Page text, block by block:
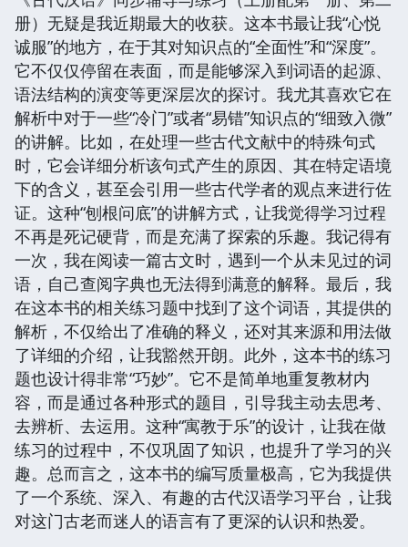
册）无疑是我近期最大的收获。这本书最让我“心悦
诚服”的地方，在于其对知识点的“全面性”和“深度”。
它不仅仅停留在表面，而是能够深入到词语的起源、
语法结构的演变等更深层次的探讨。我尤其喜欢它在
解析中对于一些“冷门”或者“易错”知识点的“细致入微”
的讲解。比如，在处理一些古代文献中的特殊句式
时，它会详细分析该句式产生的原因、其在特定语境
下的含义，甚至会引用一些古代学者的观点来进行佐
证。这种“刨根问底”的讲解方式，让我觉得学习过程
不再是死记硬背，而是充满了探索的乐趣。我记得有
一次，我在阅读一篇古文时，遇到一个从未见过的词
语，自己查阅字典也无法得到满意的解释。最后，我
在这本书的相关练习题中找到了这个词语，其提供的
解析，不仅给出了准确的释义，还对其来源和用法做
了详细的介绍，让我豁然开朗。此外，这本书的练习
题也设计得非常“巧妙”。它不是简单地重复教材内
容，而是通过各种形式的题目，引导我主动去思考、
去辨析、去运用。这种“寓教于乐”的设计，让我在做
练习的过程中，不仅巩固了知识，也提升了学习的兴
趣。总而言之，这本书的编写质量极高，它为我提供
了一个系统、深入、有趣的古代汉语学习平台，让我
对这门古老而迷人的语言有了更深的认识和热爱。